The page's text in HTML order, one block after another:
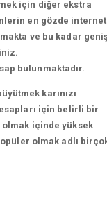
için diğer ekstra
en gözde internet
ve bu kadar
bulunmaktadır.
karınızı
için belirli bir
içinde yüksek
olmak adlı